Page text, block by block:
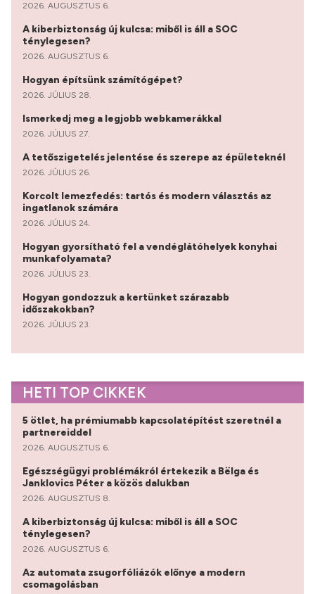
2026. AUGUSZTUS 6.
A kiberbiztonság új kulcsa: miből is áll a SOC
ténylegesen?
2026. AUGUSZTUS 6.
Hogyan építsünk számítógépet?
2026. JÚLIUS 28.
Ismerkedj meg a legjobb webkamerákkal
2026. JÚLIUS 27.
A tetőszigetelés jelentése és szerepe az épületeknél
2026. JÚLIUS 26.
Korcolt lemezfedés: tartós és modern választás az
ingatlanok számára
2026. JÚLIUS 24.
Hogyan gyorsítható fel a vendéglátóhelyek konyhai
munkafolyamata?
2026. JÚLIUS 23.
Hogyan gondozzuk a kertünket szárazabb
időszakokban?
2026. JÚLIUS 23.
HETI TOP CIKKEK
5 ötlet, ha prémiumabb kapcsolatépítést szeretnél a
partnereiddel
2026. AUGUSZTUS 6.
Egészségügyi problémákról értekezik a Bëlga és
Janklovics Péter a közös dalukban
2026. AUGUSZTUS 8.
A kiberbiztonság új kulcsa: miből is áll a SOC
ténylegesen?
2026. AUGUSZTUS 6.
Az automata zsugorfóliázók előnye a modern
csomagolásban